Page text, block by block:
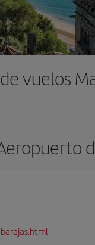
vuelos